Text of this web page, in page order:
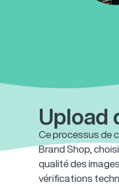
Upload
Ce processus de
Brand Shop,
qualité des
vérifications